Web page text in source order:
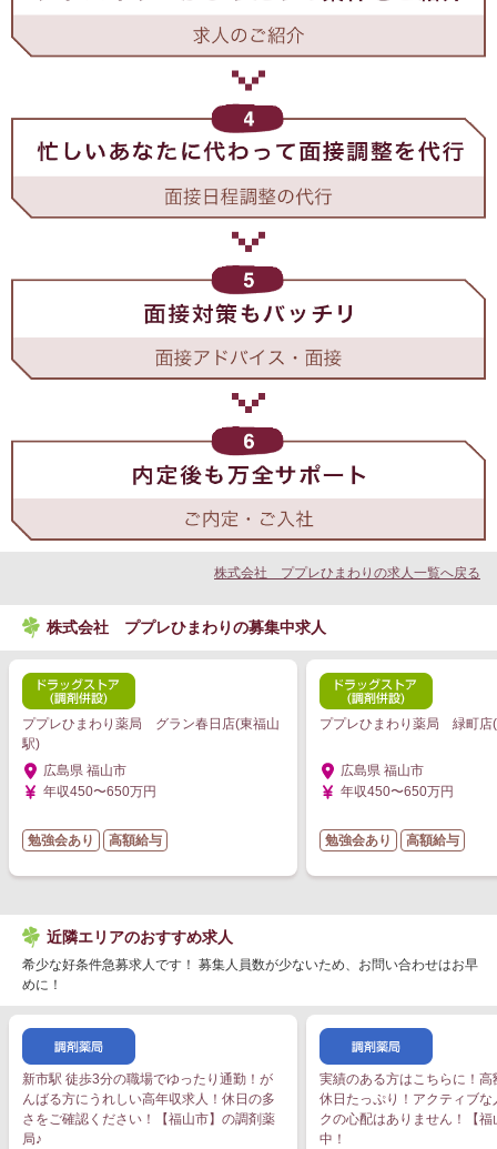
株式会社 ププレひまわりの求人一覧へ戻る
株式会社 ププレひまわりの募集中求人
ププレひまわり薬局 グラン春日店(東福山
駅)
広島県 福山市
年収450〜650万円
勉強会あり 高額給与
ププレひまわり薬局 緑町店
広島県 福山市
年収450〜650万円
勉強会あり 高額給与
近隣エリアのおすすめ求人
希少な好条件急募求人です！ 募集人員数が少ないため、お問い合わせはお早
めに！
新市駅 徒歩3分の職場でゆったり通勤！が
んばる方にうれしい高年収求人！休日の多
さをご確認ください！【福山市】の調剤薬
局♪
実績のある方はこちらに！高
休日たっぷり！アクティブな
クの心配はありません！【福
中！